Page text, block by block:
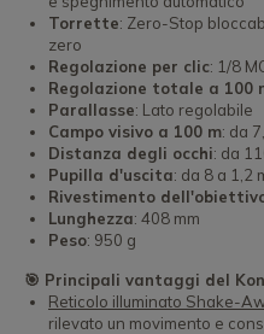
Torrette: Zero-Stop
zero
Regolazione per clic: 1/8
Regolazione totale a 100
Parallasse: Lato regolabile
Campo visivo a 100 m: da
Distanza degli occhi: da
Pupilla d'uscita: da 8 a 1,2
Rivestimento
Lunghezza: 408 mm
Peso: 950 g
🎯 Principali vantaggi del
Reticolo illuminato Shake-
rilevato un movimento e